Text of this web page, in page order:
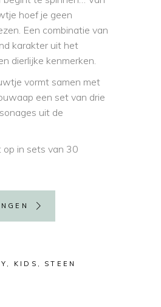
hoef je geen
Een combinatie van
karakter uit het
dierlijke kenmerken.
vormt samen met
een set van drie
uit de
in sets van 30
KIDS STEEN